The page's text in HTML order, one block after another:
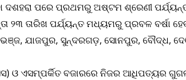
ପରେ ପ୍ରଥମରୁ ଅଷ୍ଟମ ଶ୍ରେଣୀ
୨୩ ତାରିଖ ପର୍ଯ୍ୟନ୍ତ ମଧ୍ୟମରୁ ପ୍ରବଳ ବର୍ଷା
ଯାଜପୁର, ସୁନ୍ଦରଗଡ଼, ସୋନପୁର, ବୌଦ୍ଧ,
ଓ ଏସମ୍ପର୍କିତ ବଜାରରେ ନିଜର ଆଧିପତ୍ୟର